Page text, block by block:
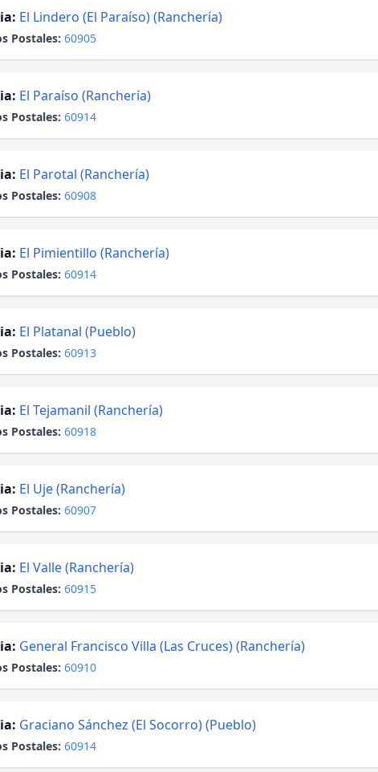
El Lindero (El Paraíso) (Ranchería)
Postales: 60905
El Paraíso (Ranchería)
Postales: 60914
El Parotal (Ranchería)
Postales: 60908
El Pimientillo (Ranchería)
Postales: 60914
El Platanal (Pueblo)
Postales: 60913
El Tejamanil (Ranchería)
Postales: 60918
El Uje (Ranchería)
Postales: 60907
El Valle (Ranchería)
Postales: 60915
General Francisco Villa (Las Cruces) (Ranchería)
Postales: 60910
Graciano Sánchez (El Socorro) (Pueblo)
Postales: 60914